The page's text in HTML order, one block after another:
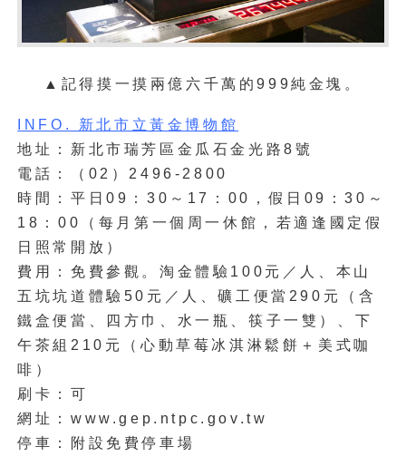
▲ 記得摸一摸兩億六千萬的999純金塊。
INFO. 新北市立黃金博物館
地址：新北市瑞芳區金瓜石金光路8號
電話：（02）2496-2800
時間：平日09：30～17：00，假日09：30～
18：00（每月第一個周一休館，若適逢國定假
日照常開放）
費用：免費參觀。淘金體驗100元／人、本山
五坑坑道體驗50元／人、礦工便當290元（含
鐵盒便當、四方巾、水一瓶、筷子一雙）、下
午茶組210元（心動草莓冰淇淋鬆餅＋美式咖
啡）
刷卡：可
網址：www.gep.ntpc.gov.tw
停車：附設免費停車場